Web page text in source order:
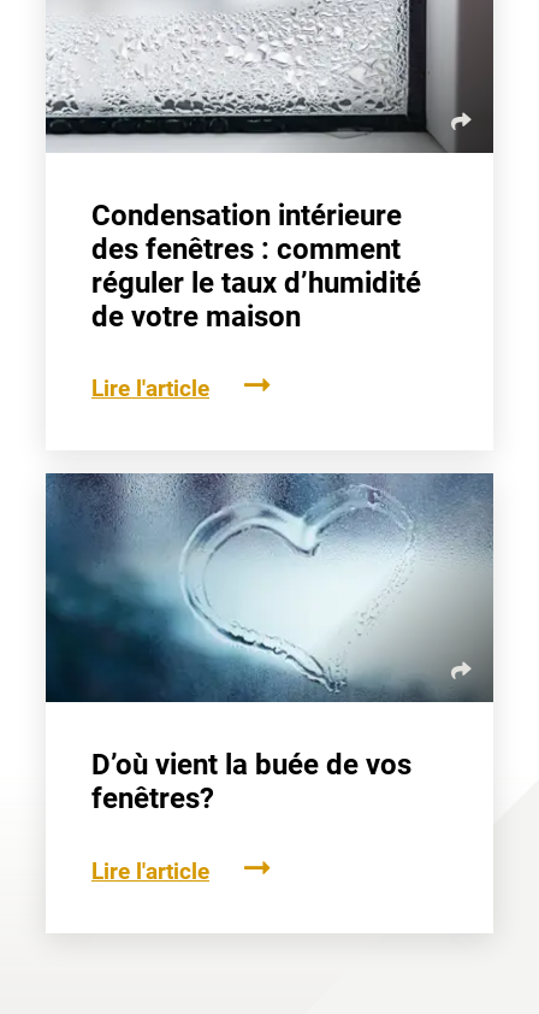
Condensation intérieure
des fenêtres : comment
réguler le taux d’humidité
de votre maison
Lire l'article
D’où vient la buée de vos
fenêtres?
Lire l'article